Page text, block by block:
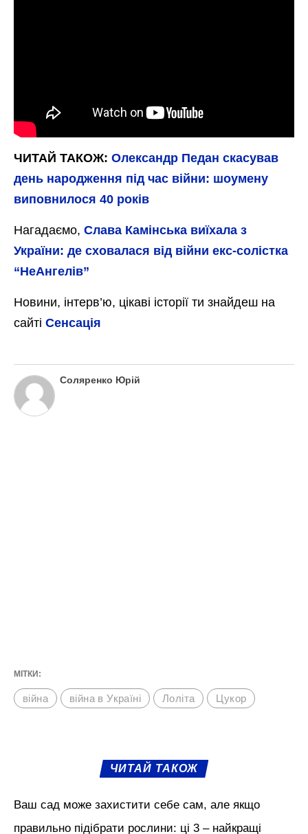
ЧИТАЙ ТАКОЖ: Олександр Педан скасував
день народження під час війни: шоумену
виповнилося 40 років
Нагадаємо, Слава Камінська виїхала з
України: де сховалася від війни екс-солістка
“НеАнгелів”
Новини, інтерв’ю, цікаві історії ти знайдеш на
сайті Сенсація
Соляренко Юрій
МІТКИ:
війна війна в Україні Лоліта Цукор
ЧИТАЙ ТАКОЖ
Ваш сад може захистити себе сам, але якщо
правильно підібрати рослини: ці 3 – найкращі